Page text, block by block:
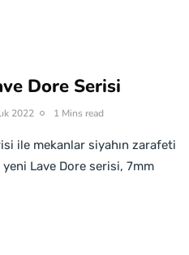
Dore Serisi
2022 1 Mins read
ile mekanlar siyahın zarafeti
Lave Dore serisi, 7mm